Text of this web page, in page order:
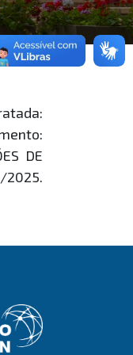
DE
2025.